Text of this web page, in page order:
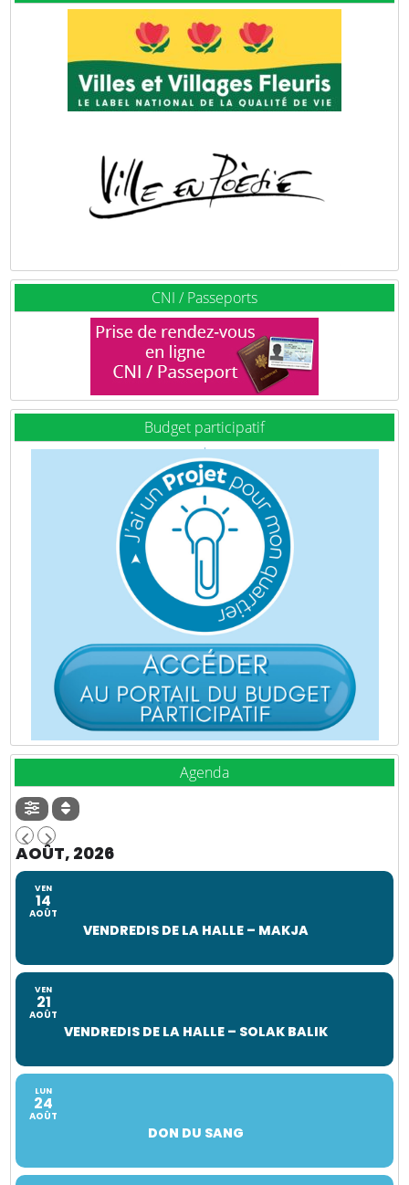
CNI / Passeports
Budget participatif
Agenda
AOÛT, 2026
VEN
14
AOÛT
VENDREDIS DE LA HALLE – MAKJA
VEN
21
AOÛT
VENDREDIS DE LA HALLE – SOLAK BALIK
LUN
24
AOÛT
DON DU SANG